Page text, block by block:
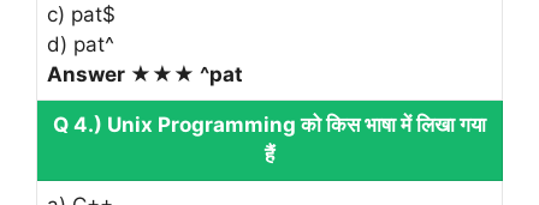
c) pat$
d) pat^
Answer ★★★ ^pat
Q 4.) Unix Programming को किस भाषा में लिखा गया
हैं